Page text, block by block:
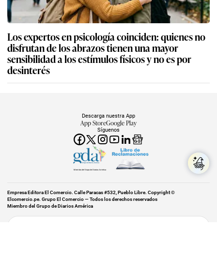
Los expertos en psicología coinciden: quienes no
disfrutan de los abrazos tienen una mayor
sensibilidad a los estímulos físicos y no es por
desinterés
Síguenos
Descarga nuestra App
App StoreGoogle Play
Miembro del Grupo de Diarios América
Empresa Editora El Comercio. Calle Paracas #532, Pueblo Libre. Copyright ©
Elcomercio.pe. Grupo El Comercio — Todos los derechos reservados
Miembro del Grupo de Diarios América